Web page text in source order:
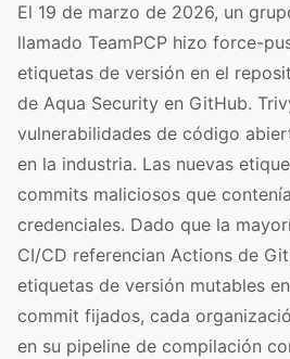
El 19 de marzo de 2026, un
llamado TeamPCP hizo force-
etiquetas de versión en el
de Aqua Security en GitHub.
vulnerabilidades de código
en la industria. Las nuevas
commits maliciosos que
credenciales. Dado que la
CI/CD referencian Actions de
etiquetas de versión mutables
commit fijados, cada
en su pipeline de compilación